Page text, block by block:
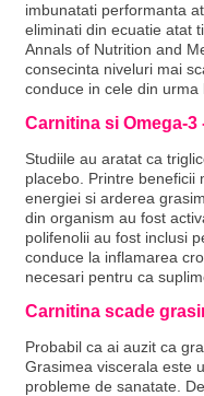
imbunatati performanta
eliminati din ecuatie atat
Annals of Nutrition and
consecinta niveluri mai
conduce in cele din urma
Carnitina si Omega-
Studiile au aratat ca
placebo. Printre beneficii
energiei si arderea
din organism au fost
polifenolii au fost inclusi
conduce la inflamarea
necesari pentru ca
Carnitina scade
Probabil ca ai auzit ca
Grasimea viscerala este
probleme de sanatate.